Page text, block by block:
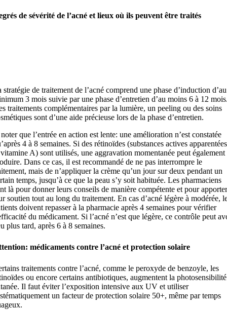
de sévérité de l’acné et lieux où ils peuvent être traités
stratégie de traitement de l’acné comprend une phase d’induction d’au
3 mois suivie par une phase d’entretien d’au moins 6 à 12
traitements complémentaires par la lumière, un peeling ou des soins
sont d’une aide précieuse lors de la phase d’entretien.
que l’entrée en action est lente: une amélioration n’est constatée
4 à 8 semaines. Si des rétinoïdes (substances actives
A) sont utilisés, une aggravation momentanée peut également
Dans ce cas, il est recommandé de ne pas interrompre le
mais de n’appliquer la crème qu’un jour sur deux pendant un
temps, jusqu’à ce que la peau s’y soit habituée. Les pharmaciens
là pour donner leurs conseils de manière compétente et pour apporter
soutien tout au long du traitement. En cas d’acné légère à modérée,
doivent repasser à la pharmacie après 4 semaines pour vérifier
du médicament. Si l’acné n’est que légère, ce contrôle peut
plus tard, après 6 à 8 semaines.
médicaments contre l’acné et protection solaire
traitements contre l’acné, comme le peroxyde de benzoyle, les
ou encore certains antibiotiques, augmentent la photosensibilité
Il faut éviter l’exposition intensive aux UV et utiliser
un facteur de protection solaire 50+, même par temps